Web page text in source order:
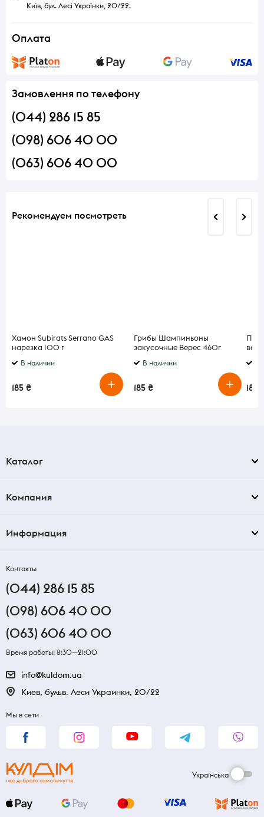
Київ, бул. Лесі Українки, 20/22.
Оплата
Замовлення по телефону
(044) 286 15 85
(098) 606 40 00
(063) 606 40 00
Рекомендуем посмотреть
Хамон Subirats Serrano GAS
нарезка 100 г
В наличии
185 ₴
Грибы Шампиньоны
закусочные Верес 460г
В наличии
185 ₴ 185
Каталог
Компания
Информация
Контакты
(044) 286 15 85
(098) 606 40 00
(063) 606 40 00
Время работы: 8:30—21:00
info@kuldom.ua
Киев, бульв. Леси Украинки, 20/22
Мы в сети
Українська